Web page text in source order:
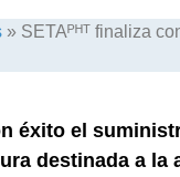
» SETAᴾᴴᵀ finaliza
éxito el
destinada a la